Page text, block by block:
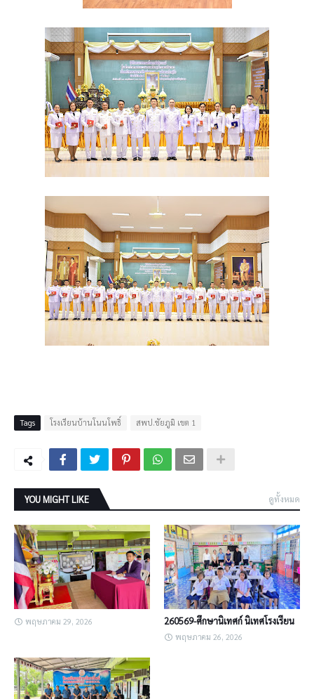
Tags โรงเรียนบ้านโนนโพธิ์ สพป.ชัยภูมิ เขต 1
YOU MIGHT LIKE ดูทั้งหมด
พฤษภาคม 29, 2026 260569-ศึกษานิเทศก์ นิเทศโรงเรียน
พฤษภาคม 26, 2026